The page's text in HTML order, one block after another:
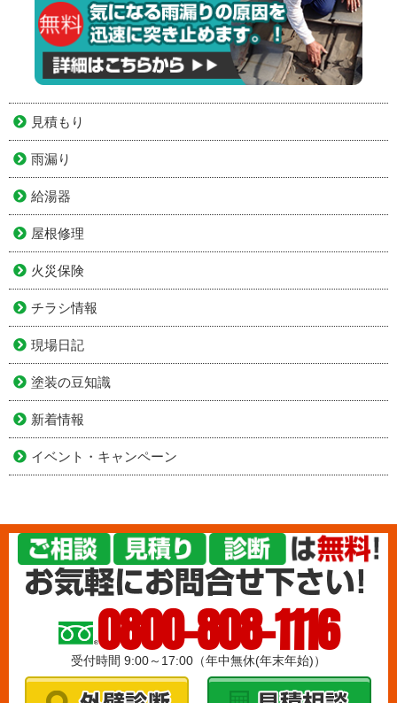
見積もり
雨漏り
給湯器
屋根修理
火災保険
チラシ情報
現場日記
塗装の豆知識
新着情報
イベント・キャンペーン
0800-808-1116
受付時間 9:00～17:00（年中無休(年末年始)）